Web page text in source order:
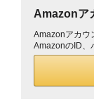
Amazonア
Amazonアカウ
AmazonのID、